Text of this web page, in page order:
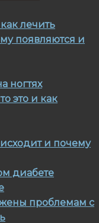
лечить
появляются и
ногтях
это и как
и почему
диабете
проблемам с